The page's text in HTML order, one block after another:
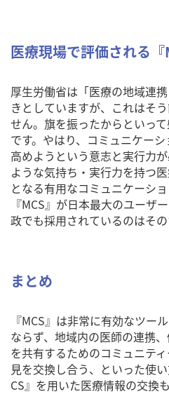
医療現場で評価される『
厚生労働省は「医療の地域連
きとしていますが、これはそ
せん。旗を振ったからといっ
です。やはり、コミュニケー
高めようという意志と実行力
ような気持ち・実行力を持つ
となる有用なコミュニケーシ
『MCS』が日本最大のユーザ
政でも採用されているのはその
まとめ
『MCS』は非常に有効なツー
ならず、地域内の医師の連携
を共有するためのコミュニテ
見を交換し合う、といった使
CS』を用いた医療情報の交換